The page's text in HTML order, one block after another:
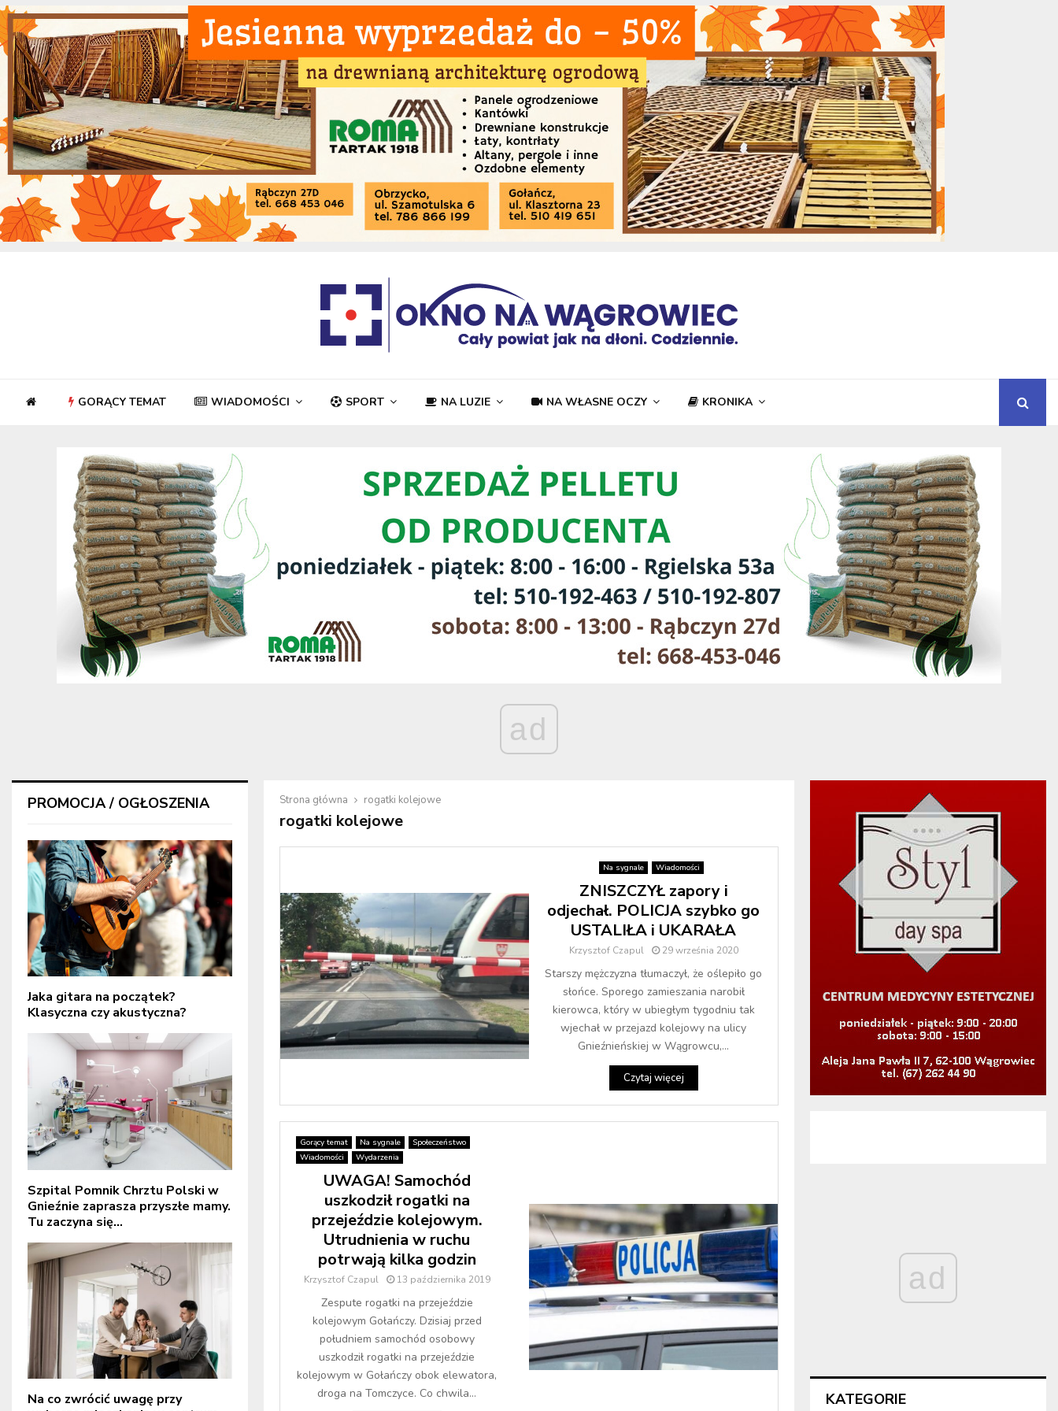
GORĄCY TEMAT WIADOMOŚCI SPORT NA LUZIE NA WŁASNE OCZY KRONIKA
ad
Strona główna rogatki kolejowe
rogatki kolejowe
Na sygnale Wiadomości
ZNISZCZYŁ zapory i
odjechał. POLICJA szybko go
USTALIŁA i UKARAŁA
Krzysztof Czapul 29 września 2020
Starszy mężczyzna tłumaczył, że oślepiło go
słońce. Sporego zamieszania narobił
kierowca, który w ubiegłym tygodniu tak
wjechał w przejazd kolejowy na ulicy
Gnieźnieńskiej w Wągrowcu,...
Czytaj więcej
Gorący temat Na sygnale
Społeczeństwo
Wiadomości
Wydarzenia
UWAGA! Samochód
uszkodził rogatki na
przejeździe kolejowym.
Utrudnienia w ruchu
potrwają kilka godzin
Krzysztof Czapul 13 października 2019
Zespute rogatki na przejeździe
kolejowym Gołańczy. Dzisiaj przed
południem samochód osobowy
uszkodził rogatki na przejeździe
kolejowym w Gołańczy obok elewatora,
droga na Tomczyce. Co chwila...
PROMOCJA / OGŁOSZENIA
Jaka gitara na początek?
Klasyczna czy akustyczna?
Szpital Pomnik Chrztu Polski w
Gnieźnie zaprasza przyszłe mamy.
Tu zaczyna się...
Na co zwrócić uwagę przy
ad
KATEGORIE